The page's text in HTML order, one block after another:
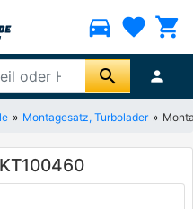
directions_car favorite shopping_cart
search person
Montagesatz, Turbolader